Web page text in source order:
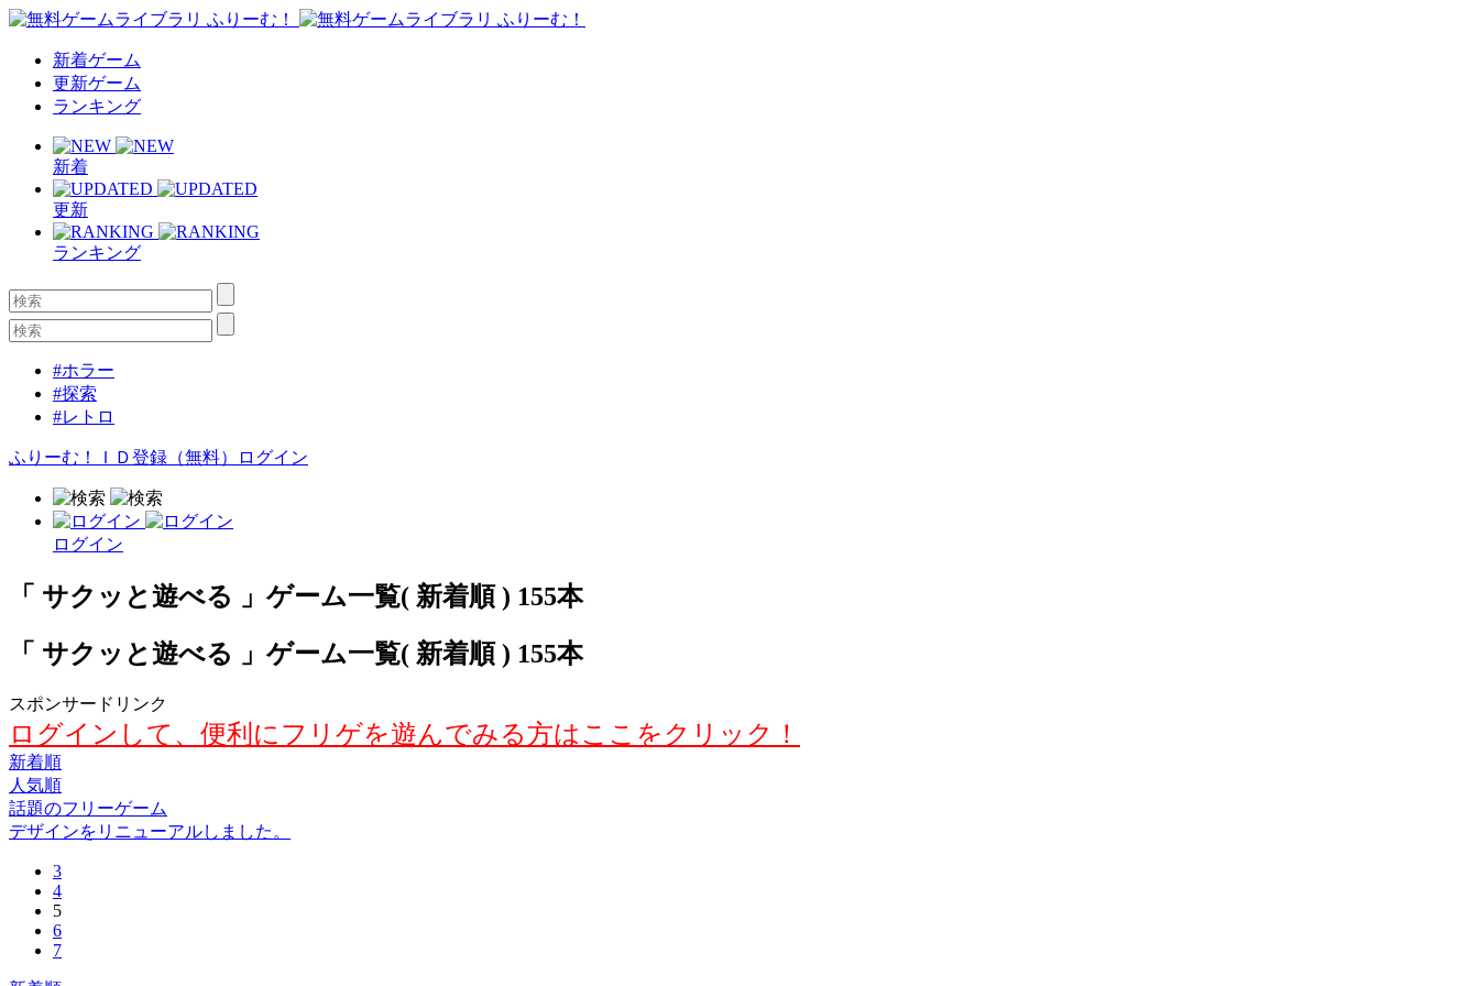
新着ゲーム
更新ゲーム
ランキング
新着
更新
ランキング
#ホラー
#探索
#レトロ
ふりーむ！ＩＤ登録（無料） ログイン
ログイン
「 サクッと遊べる 」ゲーム一覧( 新着順 ) 155本
「 サクッと遊べる 」ゲーム一覧( 新着順 ) 155本
スポンサードリンク
ログインして、便利にフリゲを遊んでみる方はここをクリック！
新着順
人気順
話題のフリーゲーム
デザインをリニューアルしました。
3
4
5
6
7